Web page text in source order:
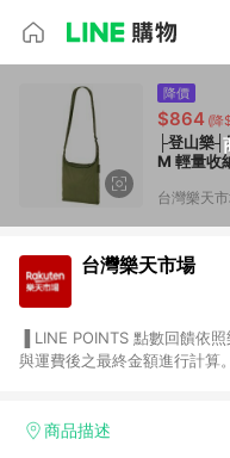
降價
$864 (降
├登山樂
M 輕量收
台灣樂天
台灣樂天市場
與運費後之最終金額進行計算。 ▐ 注意事項 (1) 部分服務及店家
Smart mobile、神腦生活、JS
商品描述